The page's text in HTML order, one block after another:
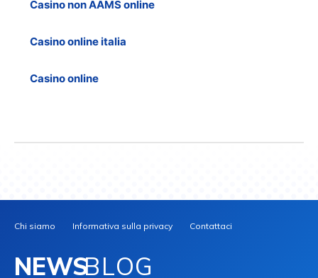
Casino non AAMS online
Casino online italia
Casino online
Chi siamo Informativa sulla privacy Contattaci
NEWSBLOG